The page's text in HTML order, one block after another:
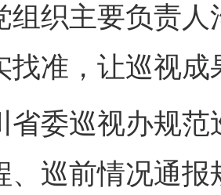
组织主要负责
找准，让巡视
巡视办规范
、巡前情况通